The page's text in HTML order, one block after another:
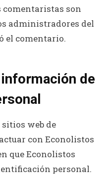
comentaristas son
administradores del
el comentario.
de
web de
con Econolistos
que Econolistos
personal.